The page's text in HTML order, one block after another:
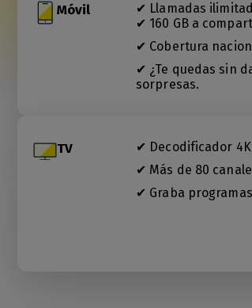
Móvil
✔ Llamadas
✔ 160 GB a
✔ Cobertura
✔ ¿Te quedas sin
sorpresas.
TV
✔ Decodificador
✔ Más de 80
✔ Graba